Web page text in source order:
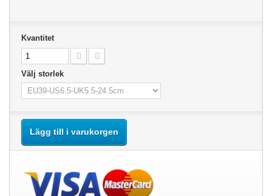
Kvantitet
Välj storlek
Lägg till i varukorgen